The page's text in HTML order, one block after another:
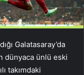
Galatasaray’da
dünyaca ünlü eski
takımdaki